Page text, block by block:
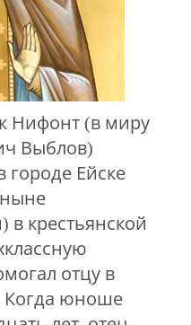
Нифонт (в миру
Выблов)
городе Ейске
в крестьянской
отцу в
Когда юноше